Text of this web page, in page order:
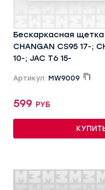
Бескаркасная
CHANGAN CS95 17-;
10-; JAC T6 15-
Артикул: MW9009
599 руб